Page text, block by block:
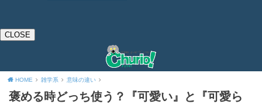
CLOSE
HOME 雑学系 意味の違い
褒める時どっち使う？『可愛い』と『可愛ら